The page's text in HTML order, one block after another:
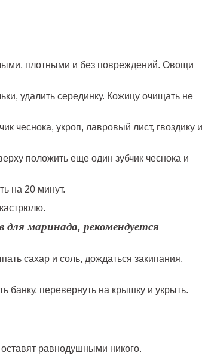
плотными и без повреждений. Овощи
удалить серединку. Кожицу очищать не
чеснока, укроп, лавровый лист, гвоздику и
положить еще один зубчик чеснока и
на 20 минут.
маринада, рекомендуется
сахар и соль, дождаться закипания,
банку, перевернуть на крышку и укрыть.
равнодушными никого.